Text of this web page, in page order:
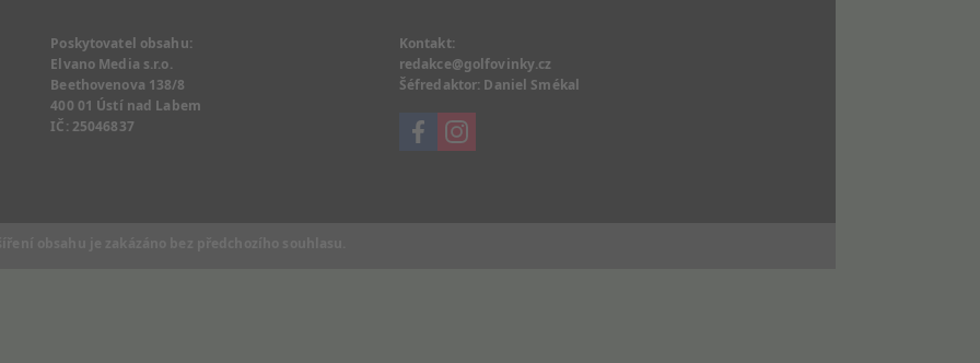
Poskytovatel obsahu:
Elvano Media s.r.o.
Beethovenova 138/8
400 01 Ústí nad Labem
IČ: 25046837
Kontakt:
redakce@golfovinky.cz
Šéfredaktor: Daniel Smékal